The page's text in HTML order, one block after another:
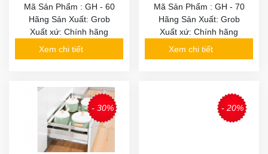
Mã Sản Phẩm : GH - 60
Hãng Sản Xuất: Grob
Xuất xứ: Chính hãng
Xem chi tiết
Mã Sản Phẩm : GH - 70
Hãng Sản Xuất: Grob
Xuất xứ: Chính hãng
Xem chi tiết
- 30% - 20%